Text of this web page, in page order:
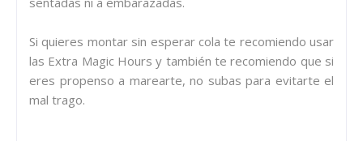
Si quieres montar sin esperar cola te recomiendo usar
las Extra Magic Hours y también te recomiendo que si
eres propenso a marearte, no subas para evitarte el
mal trago.